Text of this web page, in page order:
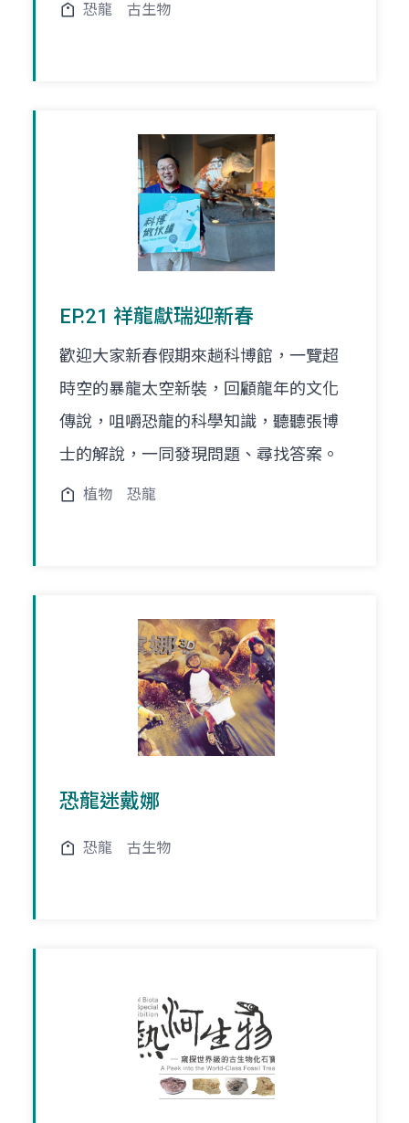
恐龍 古生物
EP.21 祥龍獻瑞迎新春
歡迎大家新春假期來趟科博館，一覽超
時空的暴龍太空新裝，回顧龍年的文化
傳說，咀嚼恐龍的科學知識，聽聽張博
士的解說，一同發現問題、尋找答案。
植物 恐龍
恐龍迷戴娜
恐龍 古生物